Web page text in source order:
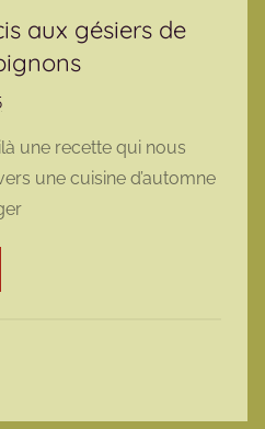
aux gésiers de
r
m
a
une recette qui nous
une cuisine d’automne